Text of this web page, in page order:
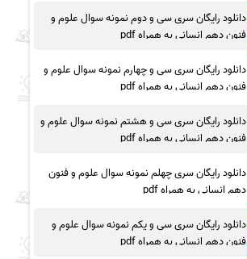
دانلود رایگان سری سی و دوم نمونه سوال علوم و
فنون دهم انسانی به همراه pdf
دانلود رایگان سری سی و چهارم نمونه سوال علوم و
فنون دهم انسانی به همراه pdf
دانلود رایگان سری سی و هشتم نمونه سوال علوم و
فنون دهم انسانی به همراه pdf
دانلود رایگان سری چهلم نمونه سوال علوم و فنون
دهم انسانی به همراه pdf
دانلود رایگان سری سی و یکم نمونه سوال علوم و
فنون دهم انسانی به همراه pdf